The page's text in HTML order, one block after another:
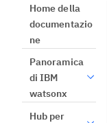
Home della
documentazio
ne
Panoramica
di IBM
watsonx
Hub per